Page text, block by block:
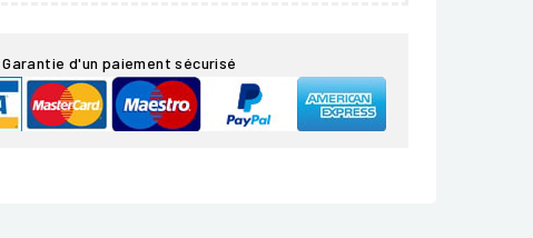
Garantie d'un paiement sécurisé